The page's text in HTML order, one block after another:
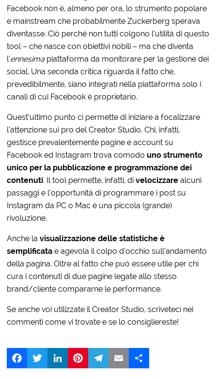
Facebook non è, almeno per ora, lo strumento popolare
e mainstream che probabilmente Zuckerberg sperava
diventasse. Ciò perché non tutti colgono l’utilità di questo
tool – che nasce con obiettivi nobili – ma che diventa
l’ennesima piattaforma da monitorare per la gestione dei
social. Una seconda critica riguarda il fatto che,
prevedibilmente, siano integrati nella piattaforma solo i
canali di cui Facebook è proprietario.
Quest’ultimo punto ci permette di iniziare a focalizzare
l’attenzione sui pro del Creator Studio. Chi, infatti,
gestisce prevalentemente pagine e account su
Facebook ed Instagram trova comodouno strumento
unico per la pubblicazione e programmazione dei
contenuti. Il tool permette, infatti, divelocizzare alcuni
passaggi e l’opportunità di programmare i post su
Instagram da PC o Mac è una piccola (grande)
rivoluzione.
Anche la visualizzazione delle statistiche è
semplificata e agevola il colpo d’occhio sull’andamento
della pagina. Oltre al fatto che può essere utile per chi
cura i contenuti di due pagine legate allo stesso
brand/cliente compararne le performance.
Se anche voi utilizzate il Creator Studio, scriveteci nei
commenti come vi trovate e se lo consigliereste!
FacebookTwitter LinkedIn